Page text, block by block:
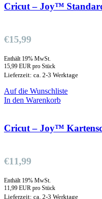
Cricut – Joy™
€15,99
Enthält 19% MwSt.
15,99 EUR pro Stück
Lieferzeit: ca. 2-3 Werktage
Auf die Wunschliste
In den Warenkorb
Cricut – Joy™
€11,99
Enthält 19% MwSt.
11,99 EUR pro Stück
Lieferzeit: ca. 2-3 Werktage